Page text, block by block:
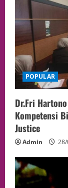
POPULAR
Dr.Fri
Kompetensi
Justice
Admin